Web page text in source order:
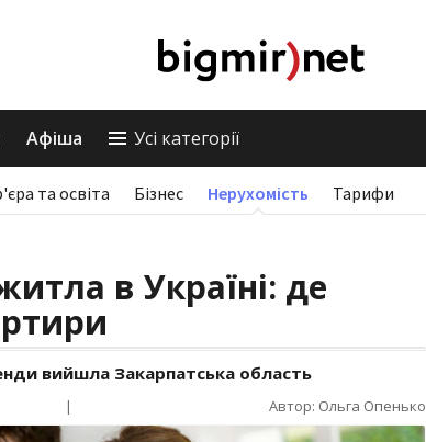
Афіша Усі категорії
та освіта Бізнес Нерухомість Тарифи
в Україні: де
вийшла Закарпатська область
| Автор: Ольга Опенько